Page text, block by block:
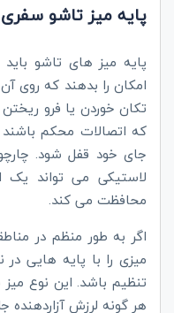
پایه میز تاشو سفری
پایه میز های تاشو
امکان را بدهند که روی
تکان خوردن یا فرو
که اتصالات محکم
جای خود قفل شود.
لاستیکی می تواند یک
محافظت می کند.
اگر به طور منظم در
میزی را با پایه هایی
تنظیم باشد. این نوع میز
هر گونه لرزش آزاردهنده